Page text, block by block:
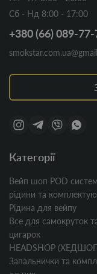
Сб - Нд 8:00 - 17:00
+380 (66) 089-
Категорії
Вейп шоп POD
рідини та
Рідина для вейпу
Все для самокруток
цигарок
HEADSHOP
Запальнички та